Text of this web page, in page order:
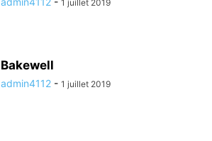
1 juillet 2019
Bakewell
admin4112 - 1 juillet 2019